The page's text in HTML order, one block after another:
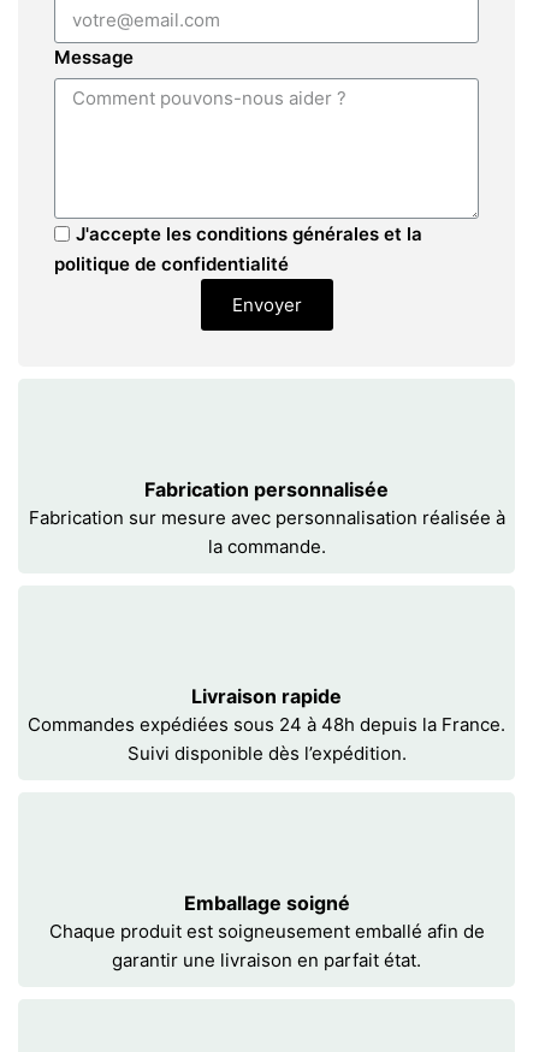
Message
J'accepte les conditions générales et la
politique de confidentialité
Envoyer
Fabrication personnalisée
Fabrication sur mesure avec personnalisation réalisée à
la commande.
Livraison rapide
Commandes expédiées sous 24 à 48h depuis la France.
Suivi disponible dès l’expédition.
Emballage soigné
Chaque produit est soigneusement emballé afin de
garantir une livraison en parfait état.